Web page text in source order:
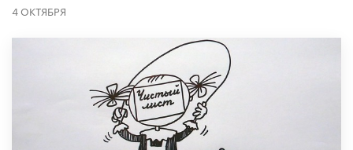
4 ОКТЯБРЯ